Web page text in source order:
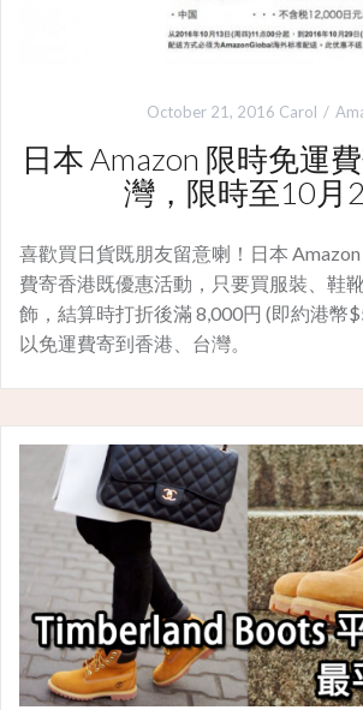
October 21, 2016 Carol
日本 Amazon 限時免運
灣，限時至10月
喜歡買日貨既朋友留意喇！日本
費寄香港既優惠活動，只要買服裝、鞋
飾，結算時打折後滿 8,000円 (即約港幣
以免運費寄到香港、台灣。